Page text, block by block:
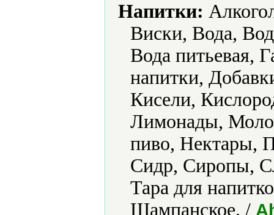
Напитки:
Виски, Вода,
Вода питьевая,
напитки,
Кисели,
Лимонады,
пиво, Нектары,
Сидр, Сиропы,
Тара для
Шампанское. /